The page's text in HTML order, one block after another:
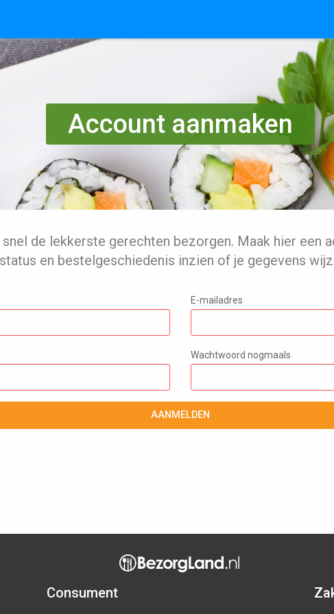
Account aanmaken
de lekkerste gerechten bezorgen. Maak hier een
en bestelgeschiedenis inzien of je gegevens
E-mailadres
Wachtwoord nogmaals
AANMELDEN
Consument